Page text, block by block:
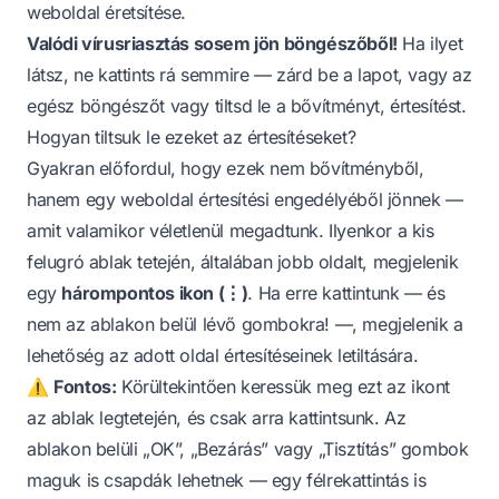
weboldal éretsítése.
Valódi vírusriasztás sosem jön böngészőből! Ha ilyet
látsz, ne kattints rá semmire — zárd be a lapot, vagy az
egész böngészőt vagy tiltsd le a bővítményt, értesítést.
Hogyan tiltsuk le ezeket az értesítéseket?
Gyakran előfordul, hogy ezek nem bővítményből,
hanem egy weboldal értesítési engedélyéből jönnek —
amit valamikor véletlenül megadtunk. Ilyenkor a kis
felugró ablak tetején, általában jobb oldalt, megjelenik
egy hárompontos ikon (⋮). Ha erre kattintunk — és
nem az ablakon belül lévő gombokra! —, megjelenik a
lehetőség az adott oldal értesítéseinek letiltására.
⚠️ Fontos: Körültekintően keressük meg ezt az ikont
az ablak legtetején, és csak arra kattintsunk. Az
ablakon belüli „OK”, „Bezárás” vagy „Tisztítás” gombok
maguk is csapdák lehetnek — egy félrekattintás is